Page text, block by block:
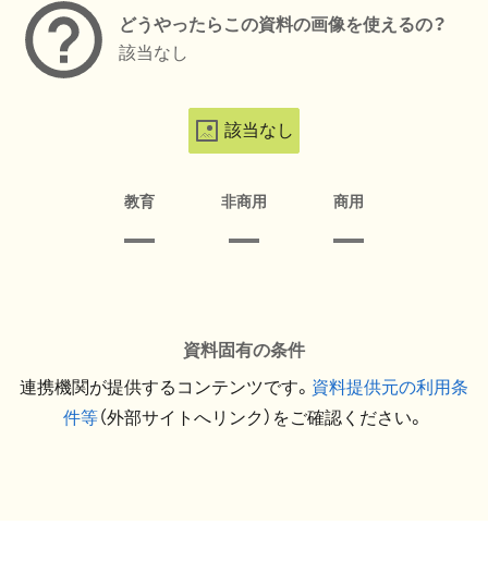
どうやったらこの資料の画像を使えるの？
該当なし
該当なし
教育 非商用 商用
資料固有の条件
連携機関が提供するコンテンツです。 資料提供元の利用条
件等（外部サイトへリンク）をご確認ください。